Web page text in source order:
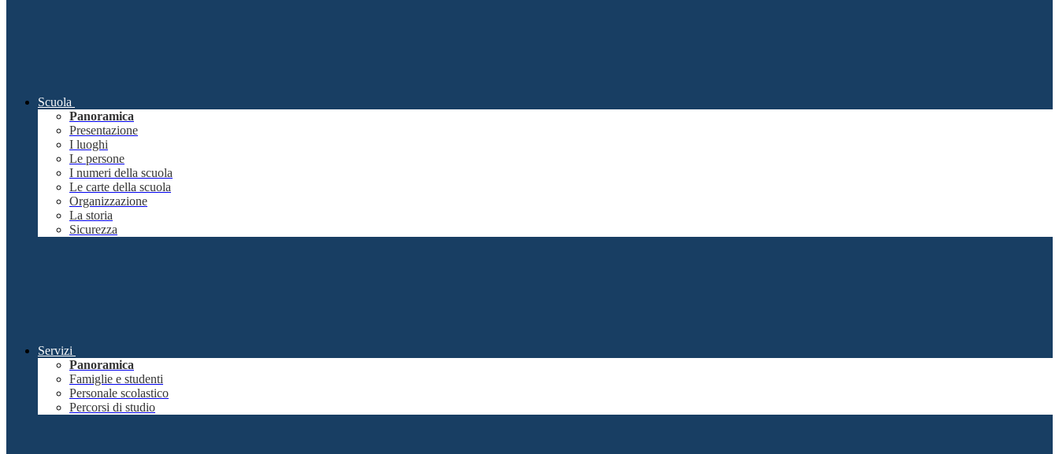
Scuola
Panoramica
Presentazione
I luoghi
Le persone
I numeri della scuola
Le carte della scuola
Organizzazione
La storia
Sicurezza
Servizi
Panoramica
Famiglie e studenti
Personale scolastico
Percorsi di studio